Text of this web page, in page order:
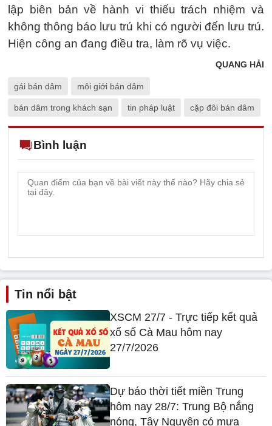
lập biên bản về hành vi thiếu trách nhiệm và
không thông báo lưu trú khi có người đến lưu trú.
Hiện công an đang điều tra, làm rõ vụ việc.
QUANG HẢI
gái bán dâm môi giới bán dâm
bán dâm trong khách sạn tin pháp luật cặp đôi bán dâm
Bình luận
Tin nổi bật
XSCM 27/7 - Trực tiếp kết quả
xổ số Cà Mau hôm nay
27/7/2026
Dự báo thời tiết miền Trung
hôm nay 28/7: Trung Bộ nắng
nóng, Tây Nguyên có mưa